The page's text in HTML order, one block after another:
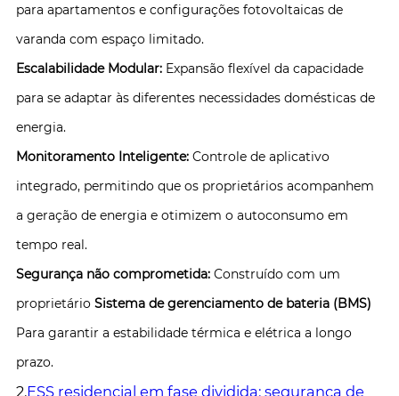
para apartamentos e configurações fotovoltaicas de
varanda com espaço limitado.
Escalabilidade Modular: Expansão flexível da capacidade
para se adaptar às diferentes necessidades domésticas de
energia.
Monitoramento Inteligente: Controle de aplicativo
integrado, permitindo que os proprietários acompanhem
a geração de energia e otimizem o autoconsumo em
tempo real.
Segurança não comprometida: Construído com um
proprietárioSistema de gerenciamento de bateria (BMS)
Para garantir a estabilidade térmica e elétrica a longo
prazo.
2.ESS residencial em fase dividida: segurança de